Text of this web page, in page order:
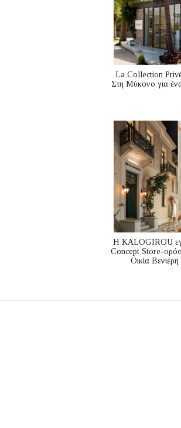
La Collection
Στη Μύκονο για
Η KALOGIROU
Concept Store-
Οικία